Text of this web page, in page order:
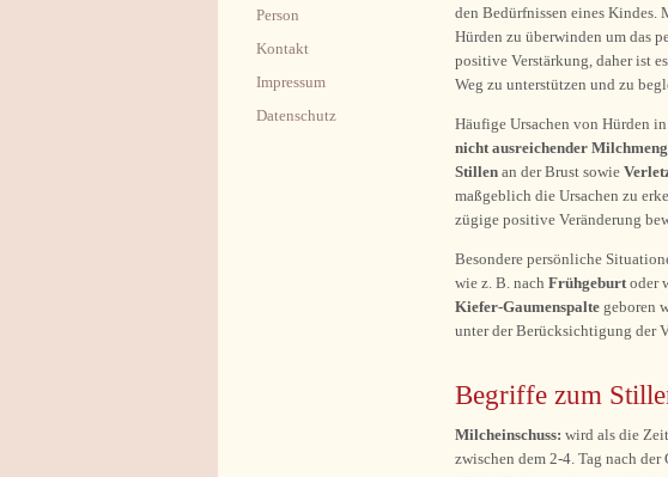
Person
Kontakt
Impressum
Datenschutz
den Bedürfnissen eines Kindes.
Hürden zu überwinden um das
positive Verstärkung, daher ist
Weg zu unterstützen und zu
Häufige Ursachen von Hürden
nicht ausreichender
Stillen an der Brust sowie
maßgeblich die Ursachen zu
zügige positive Veränderung
Besondere persönliche
wie z. B. nachFrühgeburtoder
Kiefer-Gaumenspalte geboren
unter der Berücksichtigung der
Begriffe zum
Milcheinschuss: wird als die
zwischen dem 2-4. Tag nach